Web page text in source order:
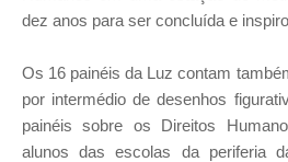
dez anos para ser concluída e
Os 16 painéis da Luz contam
por intermédio de desenhos
painéis sobre os Direitos
alunos das escolas da periferia